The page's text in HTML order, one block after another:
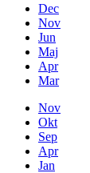
Dec
Nov
Jun
Maj
Apr
Mar
Nov
Okt
Sep
Apr
Jan